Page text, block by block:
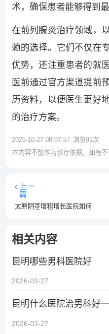
术，确保患者能够得到
在前列腺炎治疗领域，
赖的选择。它们不仅在
优势，还注重患者的就
医前通过官方渠道提前
历资料，以便医生更好
的治疗方案。
2025-10-27 08:07:57 浏览91 次
本内容不能作为诊疗依据，如有
上一
篇
太原阴茎增粗增长医院如何
相关内容
昆明哪些男科医院好
2026-03-27
昆明什么医院治男科好
2026-03-27